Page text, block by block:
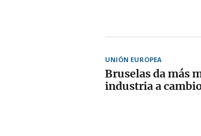
UNIÓN EUROPEA
Bruselas da más
industria a